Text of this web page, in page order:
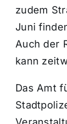
zudem
Juni
Auch der
kann
Das Amt